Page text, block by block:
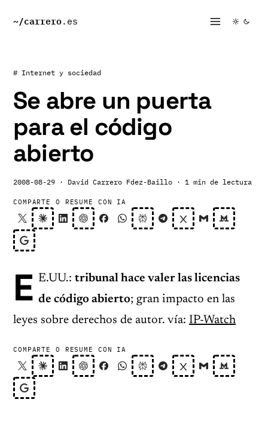
~/carrero.es
# Internet y sociedad
Se abre un puerta
para el código
abierto
2008-08-29 · David Carrero Fdez-Baillo · 1 min de lectura
COMPARTE O RESUME CON IA
E E.UU.: tribunal hace valer las licencias
de código abierto; gran impacto en las
leyes sobre derechos de autor. vía: IP-Watch
COMPARTE O RESUME CON IA